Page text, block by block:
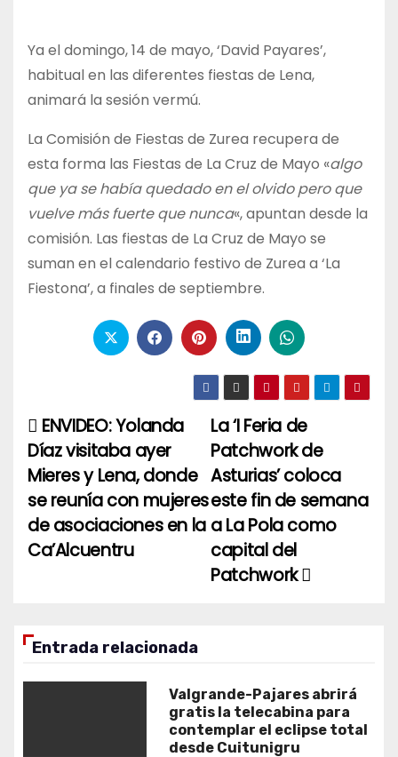
Ya el domingo, 14 de mayo, ‘David Payares’,
habitual en las diferentes fiestas de Lena,
animará la sesión vermú.
La Comisión de Fiestas de Zurea recupera de
esta forma las Fiestas de La Cruz de Mayo «algo
que ya se había quedado en el olvido pero que
vuelve más fuerte que nunca«, apuntan desde la
comisión. Las fiestas de La Cruz de Mayo se
suman en el calendario festivo de Zurea a ‘La
Fiestona’, a finales de septiembre.
Navegación
de
entradas
La ‘I Feria de
Patchwork de
Asturias’ coloca
este fin de semana
a La Pola como
capital del
Patchwork
ENVIDEO: Yolanda
Díaz visitaba ayer
Mieres y Lena, donde
se reunía con mujeres
de asociaciones en la
Ca’Alcuentru
Entrada relacionada
Valgrande-Pajares abrirá
gratis la telecabina para
contemplar el eclipse total
desde Cuitunigru